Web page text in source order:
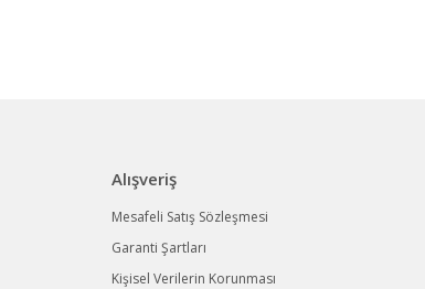
Alışveriş
Mesafeli Satış Sözleşmesi
Garanti Şartları
Kişisel Verilerin Korunması